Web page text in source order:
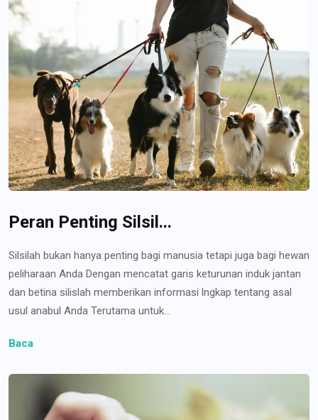
Peran Penting Silsil...
Silsilah bukan hanya penting bagi manusia tetapi juga bagi hewan
peliharaan Anda Dengan mencatat garis keturunan induk jantan
dan betina silislah memberikan informasi lngkap tentang asal
usul anabul Anda Terutama untuk...
Baca